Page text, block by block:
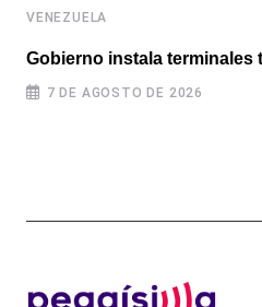
VENEZUELA
Gobierno instala terminales
7 DE AGOSTO DE 2026